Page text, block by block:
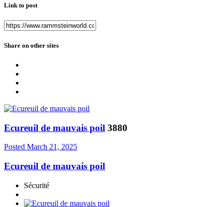
Link to post
Share on other sites
Ecureuil de mauvais poil 3880
Posted March 21, 2025
Ecureuil de mauvais poil
Sécurité